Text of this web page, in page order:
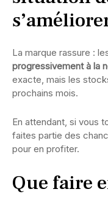
La marque rassure :
progressivement à la
exacte, mais les
prochains mois.
En attendant, si vous
faites partie des
pour en profiter.
Que faire